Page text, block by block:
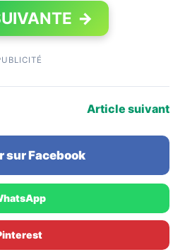
→
Article suivant
sur Facebook